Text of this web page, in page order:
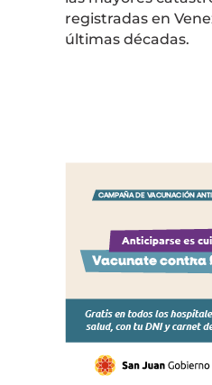
registradas en
últimas décadas.